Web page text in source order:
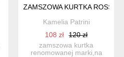
ZAMSZOWA KURTKA
Kamelia Patrini
108 zł
120 zł
zamszowa kurtka
renomowanej marki,na